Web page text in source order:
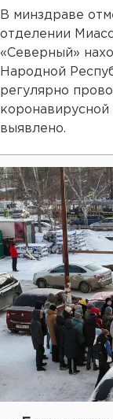
В минздраве
отделении
«Северный»
Народной
регулярно
выявлено.